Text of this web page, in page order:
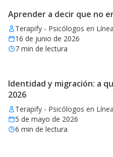
Aprender a decir que no
Terapify - Psicólogos en Línea
16 de junio de 2026
7 min de lectura
Identidad y migración: a
2026
Terapify - Psicólogos en Línea
5 de mayo de 2026
6 min de lectura